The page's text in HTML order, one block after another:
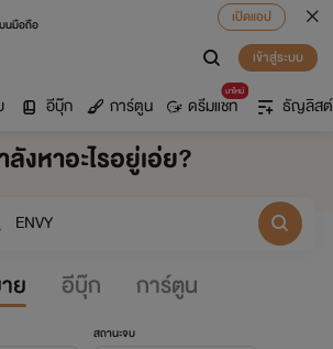
นมือถือ
เปิดแอป
เข้าสู่ระบบ
อีบุ๊ก การ์ตูน
มาใหม่
ดรีมแชท ธัญลิสต์
ลังหาอะไรอยู่เอ่ย?
ย อีบุ๊ก การ์ตูน
สถานะจบ